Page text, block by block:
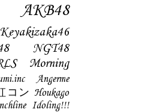
AKB48
Keyakizaka46
NGT48
Morning
Angerme
コン Houkago
Idoling!!!